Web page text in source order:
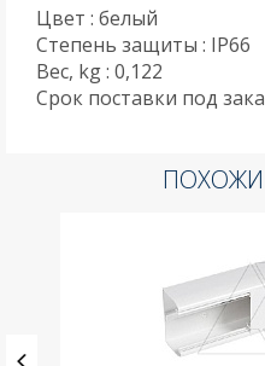
Цвет : белый
Степень защиты : IP66
Вес, kg : 0,122
Срок поставки под